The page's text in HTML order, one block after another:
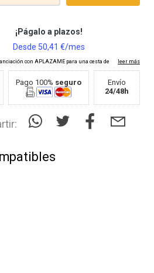
Pago 100% seguro
Envío
24/48h